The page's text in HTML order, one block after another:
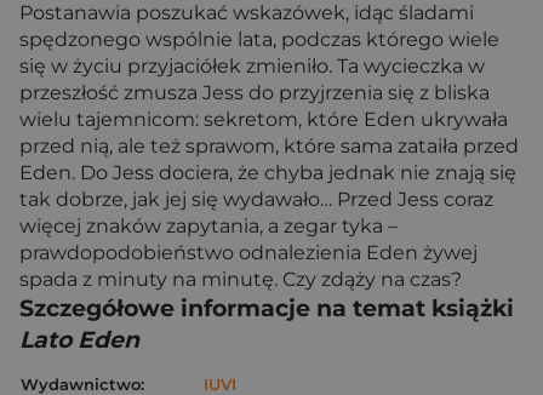
Postanawia poszukać wskazówek, idąc śladami
spędzonego wspólnie lata, podczas którego wiele
się w życiu przyjaciółek zmieniło. Ta wycieczka w
przeszłość zmusza Jess do przyjrzenia się z bliska
wielu tajemnicom: sekretom, które Eden ukrywała
przed nią, ale też sprawom, które sama zataiła przed
Eden. Do Jess dociera, że chyba jednak nie znają się
tak dobrze, jak jej się wydawało… Przed Jess coraz
więcej znaków zapytania, a zegar tyka –
prawdopodobieństwo odnalezienia Eden żywej
spada z minuty na minutę. Czy zdąży na czas?
Szczegółowe informacje na temat książki
Lato Eden
Wydawnictwo:
IUVI